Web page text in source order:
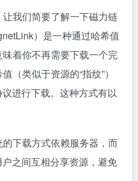
我们简要了解一下磁力链
）是一种通过哈希值
着你不再需要下载一个完
（类似于资源的“指纹”）
进行下载。这种方式有以
下载方式依赖服务器，而
之间互相分享资源，避免